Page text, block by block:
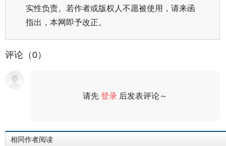
实性负责。若作者或版权人不愿被使用，请来函
指出，本网即予改正。
评论（0）
请先登录 后发表评论～
相同作者阅读